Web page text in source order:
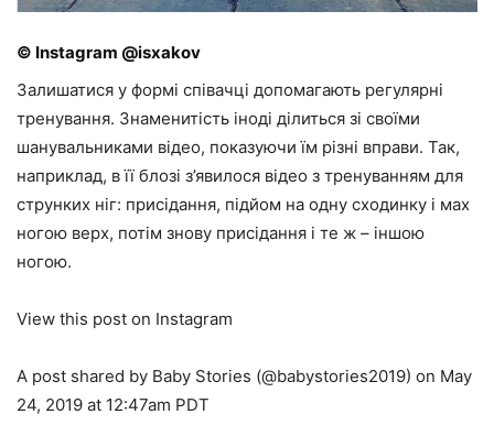
© Instagram @isxakov
Залишатися у формі співачці допомагають регулярні
тренування. Знаменитість іноді ділиться зі своїми
шанувальниками відео, показуючи їм різні вправи. Так,
наприклад, в її блозі з’явилося відео з тренуванням для
струнких ніг: присідання, підйом на одну сходинку і мах
ногою верх, потім знову присідання і те ж – іншою
ногою.
View this post on Instagram
A post shared by Baby Stories (@babystories2019) on May
24, 2019 at 12:47am PDT